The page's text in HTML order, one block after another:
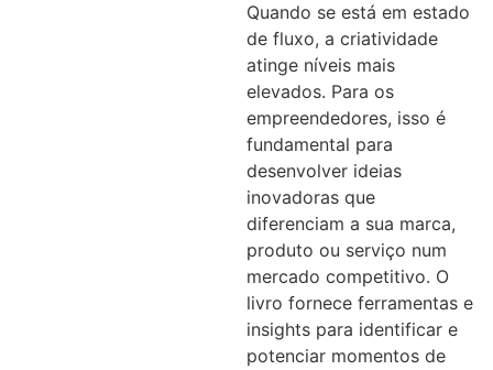
Quando se está em estado
de fluxo, a criatividade
atinge níveis mais
elevados. Para os
empreendedores, isso é
fundamental para
desenvolver ideias
inovadoras que
diferenciam a sua marca,
produto ou serviço num
mercado competitivo. O
livro fornece ferramentas e
insights para identificar e
potenciar momentos de